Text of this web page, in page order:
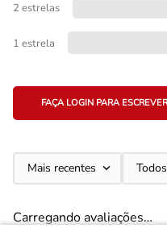
2 estrelas
1 estrela
FAÇA LOGIN PARA
Mais recentes Todos
Carregando avaliações…